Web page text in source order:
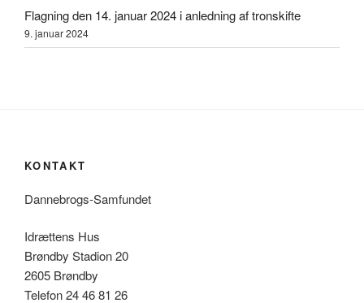
Flagning den 14. januar 2024 i anledning af tronskifte
9. januar 2024
KONTAKT
Dannebrogs-Samfundet
Idrættens Hus
Brøndby Stadion 20
2605 Brøndby
Telefon 24 46 81 26